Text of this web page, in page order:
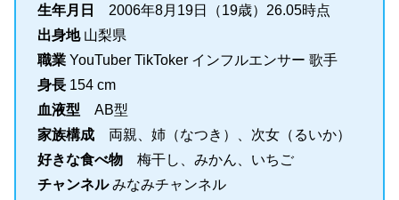
生年月日 2006年8月19日（19歳）26.05時点
出身地山梨県
職業 YouTuber TikToker インフルエンサー 歌手
身長 154 cm
血液型 AB型
家族構成 両親、姉（なつき）、次女（るいか）
好きな食べ物 梅干し、みかん、いちご
チャンネルみなみチャンネル